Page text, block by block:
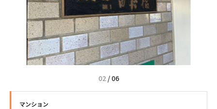
02/ 06
マンション